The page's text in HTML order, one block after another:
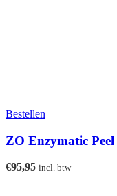
Bestellen
ZO Enzymatic Peel
€95,95 incl. btw